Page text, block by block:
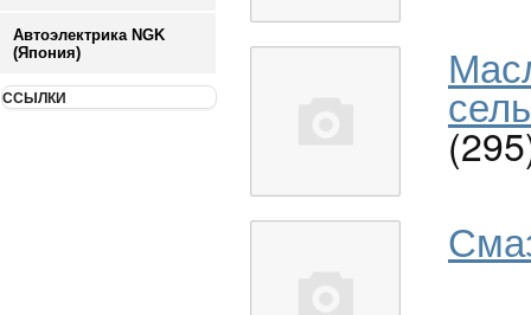
Автоэлектрика NGK
(Япония)
ССЫЛКИ